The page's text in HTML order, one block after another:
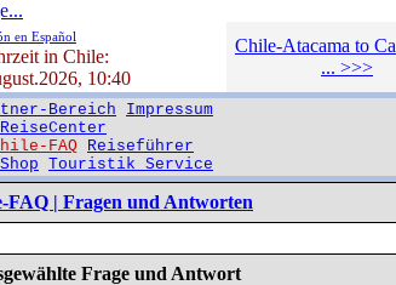
en Español
in Chile:
10:40
Chile-Atacama to
... >>>
Bereich
Impressum
FAQ
Reiseführer
Touristik Service
FAQ | Fragen und Antworten
Frage und Antwort